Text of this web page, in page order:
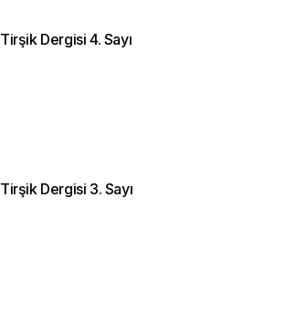
Tirşik Dergisi 4. Sayı
Tirşik Dergisi 3. Sayı